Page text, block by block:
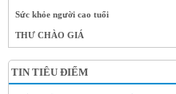
Sức khỏe người cao tuổi
THƯ CHÀO GIÁ
TIN TIÊU ĐIỂM